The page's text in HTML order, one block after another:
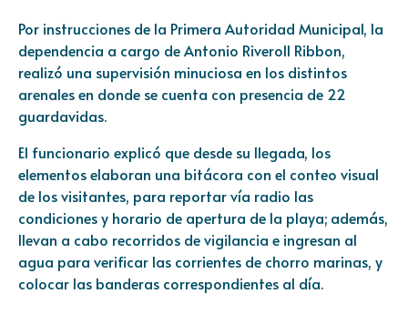
Por instrucciones de la Primera Autoridad Municipal, la
dependencia a cargo de Antonio Riveroll Ribbon,
realizó una supervisión minuciosa en los distintos
arenales en donde se cuenta con presencia de 22
guardavidas.
El funcionario explicó que desde su llegada, los
elementos elaboran una bitácora con el conteo visual
de los visitantes, para reportar vía radio las
condiciones y horario de apertura de la playa; además,
llevan a cabo recorridos de vigilancia e ingresan al
agua para verificar las corrientes de chorro marinas, y
colocar las banderas correspondientes al día.